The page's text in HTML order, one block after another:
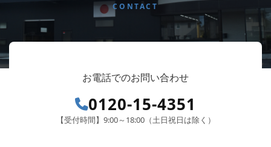
CONTACT
お電話でのお問い合わせ
0120-15-4351
【受付時間】9:00～18:00（土日祝日は除く）